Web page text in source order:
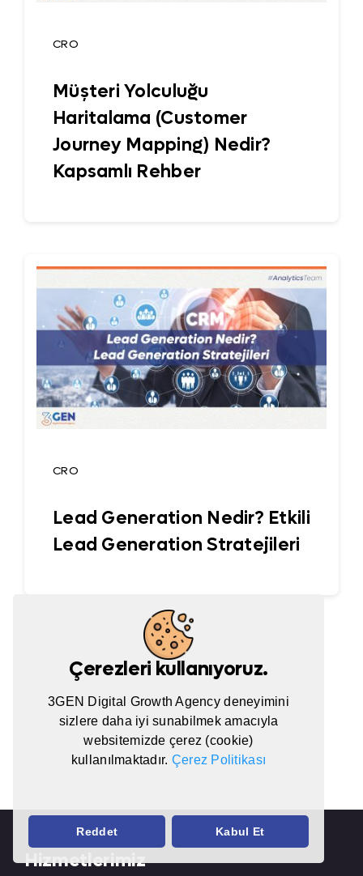
Çerezleri kullanıyoruz.
3GEN Digital Growth Agency deneyimini
sizlere daha iyi sunabilmek amacıyla
websitemizde çerez (cookie)
kullanılmaktadır. Çerez Politikası
Reddet Kabul Et
CRO
Müşteri Yolculuğu
Haritalama (Customer
Journey Mapping) Nedir?
Kapsamlı Rehber
CRO
Lead Generation Nedir? Etkili
Lead Generation Stratejileri
Hizmetlerimiz